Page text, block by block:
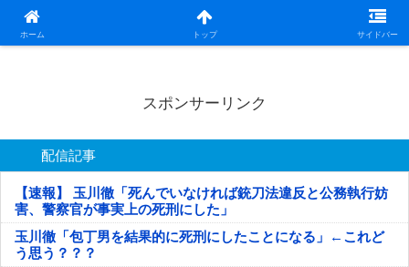
ホーム トップ サイドバー
日本第一！ニュース録
スポンサーリンク
配信記事
【速報】 玉川徹「死んでいなければ銃刀法違反と公務執行妨
害、警察官が事実上の死刑にした」
玉川徹「包丁男を結果的に死刑にしたことになる」←これど
う思う？？？